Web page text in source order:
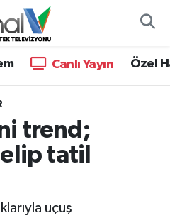
Canlı Yayın Özel
trend;
tatil
uçuş
ve Fikstür